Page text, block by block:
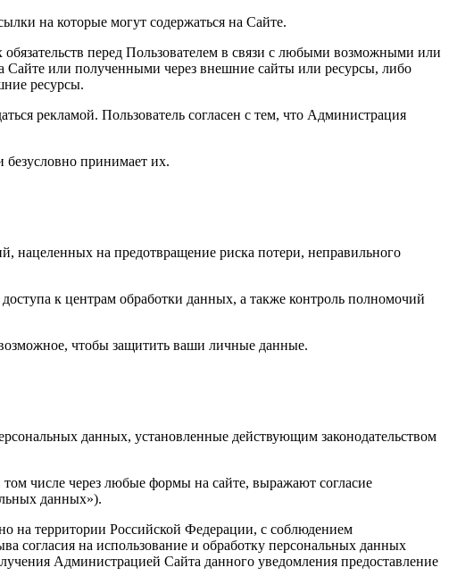
на которые могут содержаться на Сайте.
перед Пользователем в связи с любыми возможными или
или полученными через внешние сайты или ресурсы, либо
ресурсы.
рекламой. Пользователь согласен с тем, что Администрация
безусловно принимает их.
нацеленных на предотвращение риска потери, неправильного
к центрам обработки данных, а также контроль полномочий
чтобы защитить ваши личные данные.
данных, установленные действующим законодательством
числе через любые формы на сайте, выражают согласие
данных»).
на территории Российской Федерации, с соблюдением
согласия на использование и обработку персональных данных
Администрацией Сайта данного уведомления предоставление